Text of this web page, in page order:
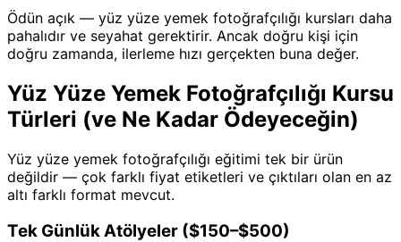
Ödün açık — yüz yüze yemek fotoğrafçılığı kursları daha
pahalıdır ve seyahat gerektirir. Ancak doğru kişi için
doğru zamanda, ilerleme hızı gerçekten buna değer.
Yüz Yüze Yemek Fotoğrafçılığı Kursu
Türleri (ve Ne Kadar Ödeyeceğin)
Yüz yüze yemek fotoğrafçılığı eğitimi tek bir ürün
değildir — çok farklı fiyat etiketleri ve çıktıları olan en az
altı farklı format mevcut.
Tek Günlük Atölyeler ($150–$500)